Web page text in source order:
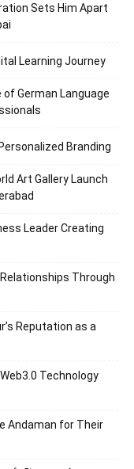
Sets Him Apart
Learning Journey
German Language
Branding
Art Gallery Launch
Leader Creating
Through
Reputation as a
Technology
Andaman for Their